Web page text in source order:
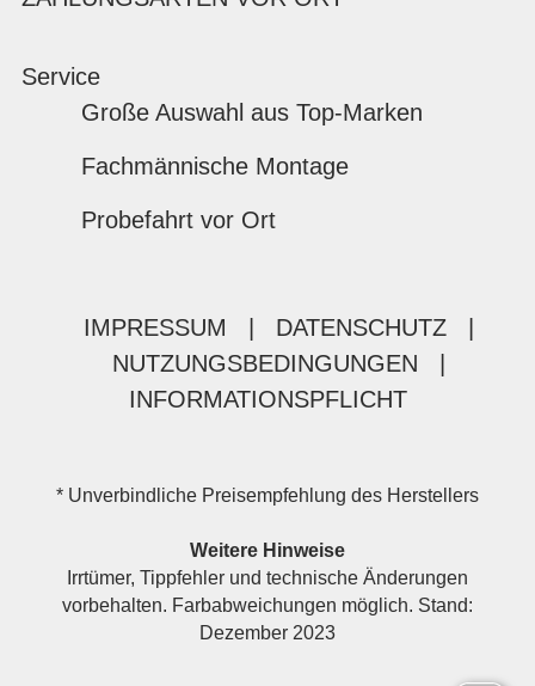
Service
Große Auswahl aus Top-Marken
Fachmännische Montage
Probefahrt vor Ort
IMPRESSUM DATENSCHUTZ
NUTZUNGSBEDINGUNGEN
INFORMATIONSPFLICHT
* Unverbindliche Preisempfehlung des Herstellers
Weitere Hinweise
Irrtümer, Tippfehler und technische Änderungen
vorbehalten. Farbabweichungen möglich. Stand:
Dezember 2023